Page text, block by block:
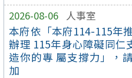
2026-08-06 人事室
本府依「本府114-115年
辦理 115年身心障礙同仁
造你的專 屬支撐力」，
加